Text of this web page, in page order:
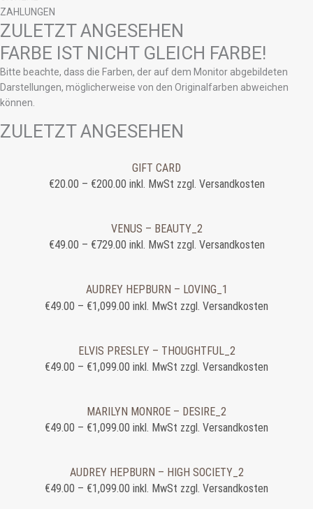
ZAHLUNGEN
ZULETZT ANGESEHEN
FARBE IST NICHT GLEICH FARBE!
Bitte beachte, dass die Farben, der auf dem Monitor abgebildeten
Darstellungen, möglicherweise von den Originalfarben abweichen
können.
ZULETZT ANGESEHEN
GIFT CARD
€20.00 – €200.00 inkl. MwSt zzgl. Versandkosten
VENUS – BEAUTY_2
€49.00 – €729.00 inkl. MwSt zzgl. Versandkosten
AUDREY HEPBURN – LOVING_1
€49.00 – €1,099.00 inkl. MwSt zzgl. Versandkosten
ELVIS PRESLEY – THOUGHTFUL_2
€49.00 – €1,099.00 inkl. MwSt zzgl. Versandkosten
MARILYN MONROE – DESIRE_2
€49.00 – €1,099.00 inkl. MwSt zzgl. Versandkosten
AUDREY HEPBURN – HIGH SOCIETY_2
€49.00 – €1,099.00 inkl. MwSt zzgl. Versandkosten